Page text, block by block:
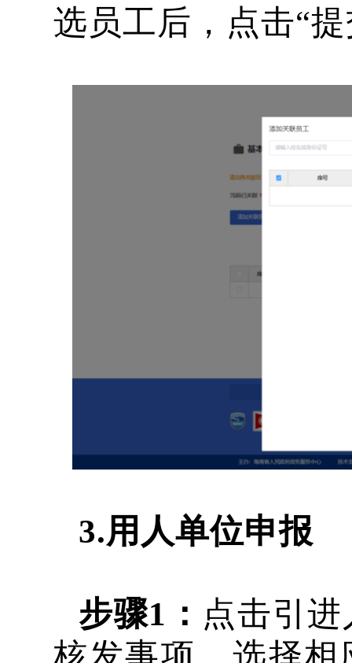
选员工后，点击“
3.用人单位申报
步骤1： 点击引
核发事项，选择